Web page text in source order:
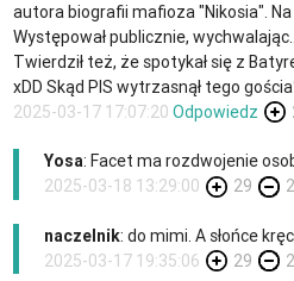
autora biografii mafioza "Nikosia". Na
Występował publicznie,
Twierdził też, że spotykał się z
xDD Skąd PIS wytrzasnął tego
2025-03-17 17:07:20 Odpowiedz
Yosa: Facet ma rozdwojenie
2025-03-18 13:29:00
29
naczelnik: do mimi. A słońce
2025-03-17 19:35:06
29